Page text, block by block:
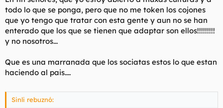
todo lo que se ponga, pero que no me token los cojones
que yo tengo que tratar con esta gente y aun no se han
enterado que los que se tienen que adaptar son ellos!!!!!!!!!
y no nosotros...
Que es una marranada que los sociatas estos lo que estan
haciendo al pais....
Sinli rebuznó: